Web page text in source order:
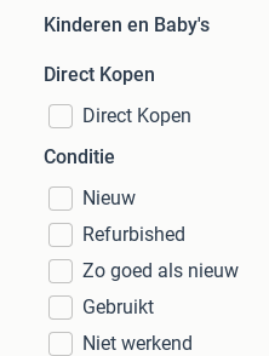
Kinderen en Baby's
Direct Kopen
Direct Kopen
Conditie
Nieuw
Refurbished
Zo goed als nieuw
Gebruikt
Niet werkend